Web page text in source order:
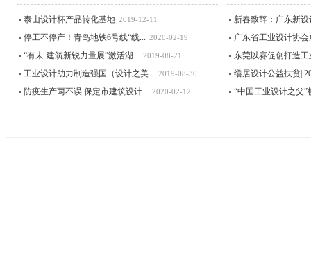
泰山设计杯产品转化基地 2019-12-11
停工不停产！青岛地铁6号线“线... 2020-02-19
“有未·建筑新锐力量展”激活湖... 2019-08-21
工业设计助力制造强国（设计之美... 2019-08-30
防疫生产两不误 保定市建筑设计... 2020-02-12
新春致辞：广东新
广东省工业设计协会
东莞以赛促创打造
缮居设计公益扶贫|
“中国工业设计之父”